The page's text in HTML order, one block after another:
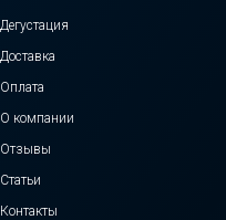
Дегустация
Доставка
Оплата
О компании
Отзывы
Статьи
Контакты